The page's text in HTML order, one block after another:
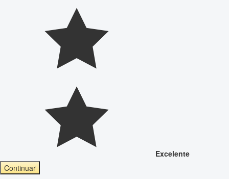
Excelente
Continuar